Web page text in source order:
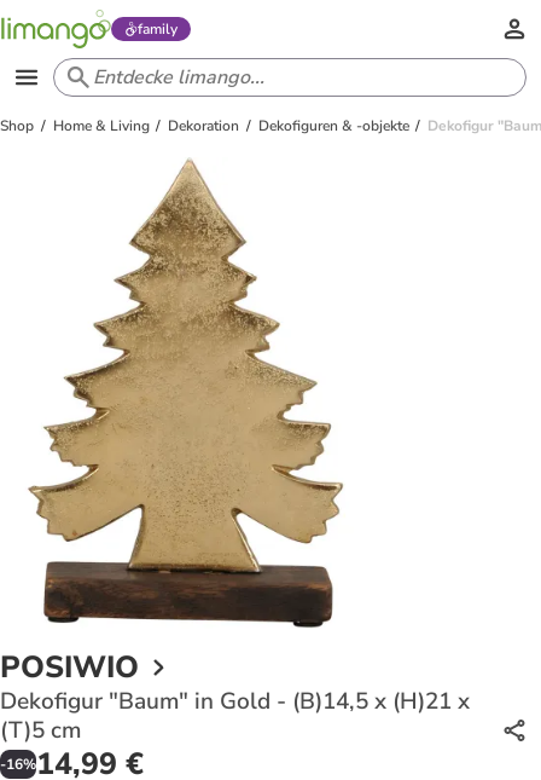
family
Shop Home & Living Dekoration Dekofiguren & -objekte Dekofigur
POSIWIO
Dekofigur "Baum" in Gold - (B)14,5 x (H)21 x
(T)5 cm
-16%14,99 €